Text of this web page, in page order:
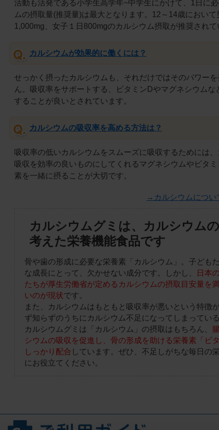
活動も活発である小学生高学年~中学生にかけて、1日に
ムの摂取量(推奨量)は最大となります。12～14歳において
1,000mg、女子１日800mgのカルシウム摂取が推奨されて
カルシウムが効果的に働くには？
せっかく摂ったカルシウムも、それだけではそのパワー
ん。吸収率をサポートする、ビタミンDやマグネシウムな
することが良いとされています。
カルシウムの吸収率を高める方法は？
吸収率の低いカルシウムをスムーズに吸収するためには
吸収を効率の良いものにしてくれるマグネシウムやビタ
素を一緒に摂ることが大切です。
→カルシウムについ
カルシウムグミは、カルシウム
考えた栄養機能食品です
骨や歯の形成に必要な栄養素「カルシウム」。子ども
な成長にとって、欠かせない成分です。しかし、
日本
たちが厚生労働省が定めるカルシウムの摂取目安量を
いのが現状です。
また、カルシウムはもともと吸収率が悪いという特徴
ず知らずのうちにカルシウム不足になってしまってい
カルシウムグミは「カルシウム」の摂取はもちろん、
シウムの吸収を促進し、骨の形成を助ける栄養素「ビ
しっかり配合 しています。ぜひ、不足しがちな毎日の
にお役立てください。